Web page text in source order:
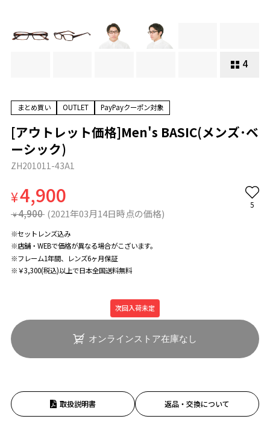
4
まとめ買い OUTLET PayPayクーポン対象
[アウトレット価格]Men's BASIC(メンズ･ベ
ーシック)
ZH201011-43A1
¥4,900
¥ 4,900 (2021年03月14日時点の価格)
5
※セットレンズ込み
※店舗・WEBで価格が異なる場合がこざいます。
※フレーム1年間、レンズ6ヶ月保証
※￥3,300(税込)以上で日本全国送料無料
次回入荷未定
オンラインストア在庫なし
取扱説明書 返品・交換について